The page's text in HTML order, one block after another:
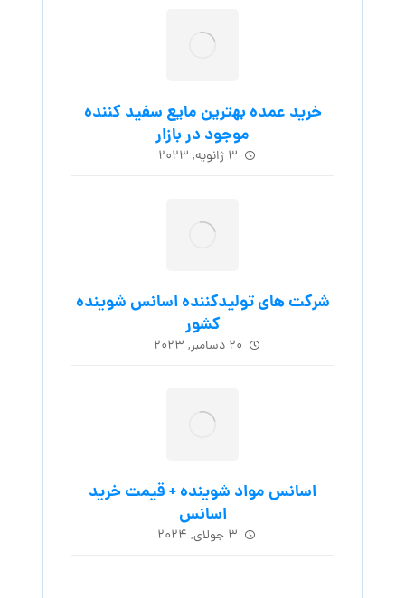
خرید عمده بهترین مایع سفید کننده
موجود در بازار
۳ ژانویه, ۲۰۲۳
شرکت های تولیدکننده اسانس شوینده
کشور
۲۰ دسامبر, ۲۰۲۳
اسانس مواد شوینده + قیمت خرید
اسانس
۳ جولای, ۲۰۲۴